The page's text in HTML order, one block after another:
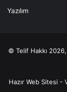
Yazılım
© Telif Hakkı
Hazır Web Sitesi-